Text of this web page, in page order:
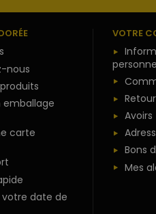
nous
emballage
carte
votre date de
VOTRE
Avoirs
Bons
Mes